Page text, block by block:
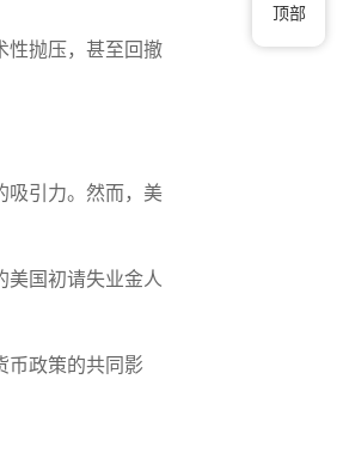
性抛压，甚至回撤
吸引力。然而，美
美国初请失业金人
币政策的共同影
顶部